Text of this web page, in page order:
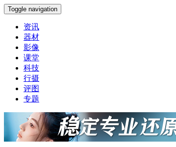
Toggle navigation
资讯
器材
影像
课堂
科技
行摄
评图
专题